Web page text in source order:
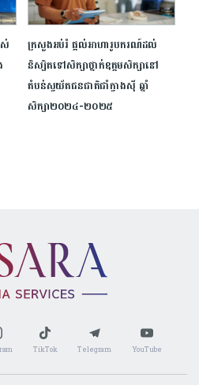
ស់
ក្រសួងអប់រំ ផ្តល់អាហារូបករណ៍​ដល់
និស្សិតទៅសិក្សា​ថ្នាក់ឧត្ដមសិក្សានៅ
តំបន់ស្វយ័តជនជាតិជាំក្វាងស៊ី ឆ្នាំ
សិក្សា២០២៤-២០២៥
TikTok Telegram YouTube